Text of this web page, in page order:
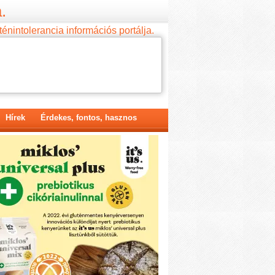
információs portálja.
Hírek Érdekes, fontos, hasznos